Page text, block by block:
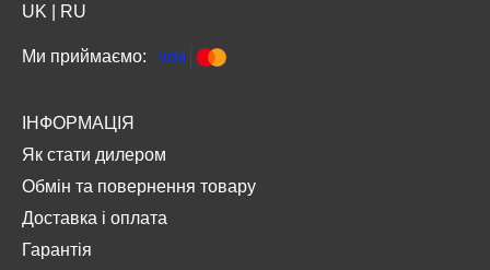
UK RU
Ми приймаємо:
ІНФОРМАЦІЯ
Як стати дилером
Обмін та повернення товару
Доставка і оплата
Гарантія